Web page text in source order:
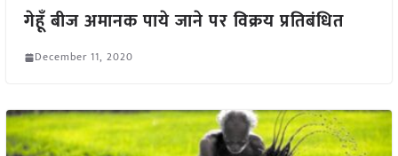
गेहूँ बीज अमानक पाये जाने पर विक्रय प्रतिबंधित
December 11, 2020